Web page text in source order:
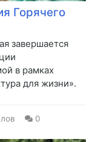
Горячего
завершается
в рамках
для жизни».
0